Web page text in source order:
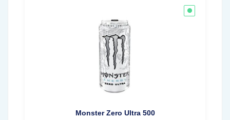
Monster Zero Ultra 500